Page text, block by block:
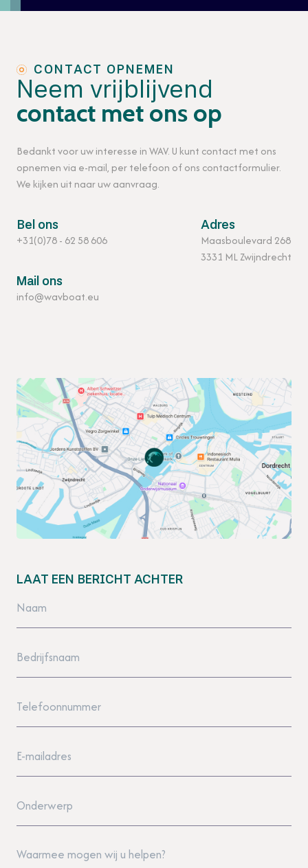
CONTACT OPNEMEN
Neem vrijblijvend
contact met ons op
Bedankt voor uw interesse in WAV. U kunt contact met ons
opnemen via e-mail, per telefoon of ons contactformulier.
We kijken uit naar uw aanvraag.
Bel ons
+31(0)78 - 62 58 606
Mail ons
info@wavboat.eu
Adres
Maasboulevard 268
3331 ML Zwijndrecht
LAAT EEN BERICHT ACHTER